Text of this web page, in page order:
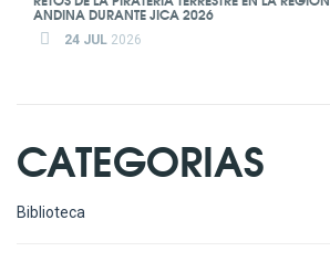
ANDINA DURANTE JICA 2026
24 JUL 2026
CATEGORIAS
Biblioteca